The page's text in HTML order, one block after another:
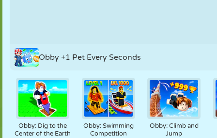
Obby +1 Pet Every Seconds
Obby: Dig to the
Center of the Earth
Obby: Swimming
Competition
Obby: Climb and
Jump